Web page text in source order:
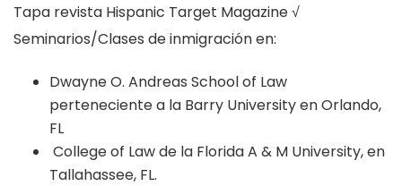
Tapa revista Hispanic Target Magazine √
Seminarios/Clases de inmigración en:
Dwayne O. Andreas School of Law
perteneciente a la Barry University en Orlando,
FL
College of Law de la Florida A & M University, en
Tallahassee, FL.